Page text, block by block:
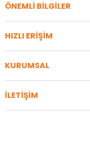
ÖNEMLİ BİLGİLER
HIZLI ERİŞİM
KURUMSAL
İLETİŞİM